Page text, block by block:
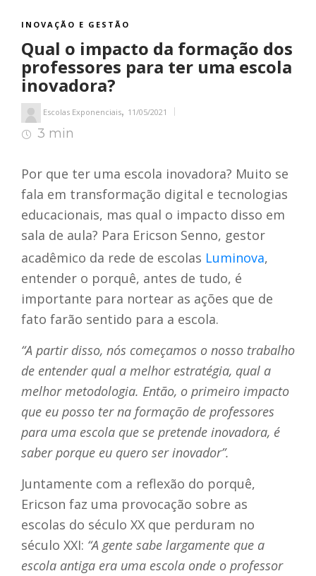
INOVAÇÃO E GESTÃO
Qual o impacto da formação dos
professores para ter uma escola
inovadora?
Escolas Exponenciais, 11/05/2021
3 min
Por que ter uma escola inovadora? Muito se
fala em transformação digital e tecnologias
educacionais, mas qual o impacto disso em
sala de aula? Para Ericson Senno, gestor
acadêmico da rede de escolas Luminova,
entender o porquê, antes de tudo, é
importante para nortear as ações que de
fato farão sentido para a escola.
“A partir disso, nós começamos o nosso trabalho
de entender qual a melhor estratégia, qual a
melhor metodologia. Então, o primeiro impacto
que eu posso ter na formação de professores
para uma escola que se pretende inovadora, é
saber porque eu quero ser inovador”.
Juntamente com a reflexão do porquê,
Ericson faz uma provocação sobre as
escolas do século XX que perduram no
século XXI: “A gente sabe largamente que a
escola antiga era uma escola onde o professor